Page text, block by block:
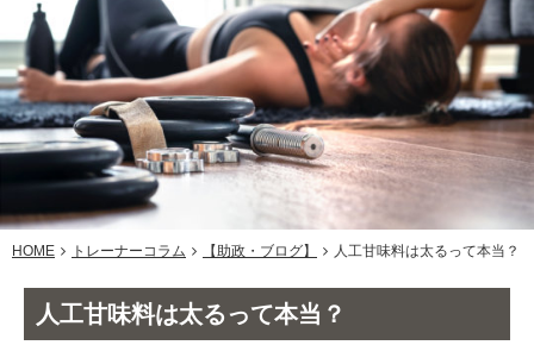
HOME トレーナーコラム 【助政・ブログ】 人工甘味料は太るって本当？
人工甘味料は太るって本当？